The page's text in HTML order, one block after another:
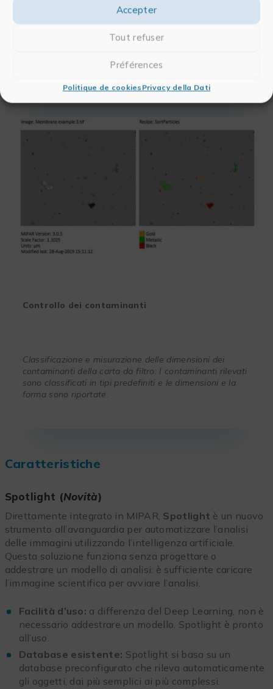
Accepter
Tout refuser
Préférences
Politique de cookies Privacy della Dati
Studio aereo della gravità della deforestazione
quantificate automaticamente dall’analisi di immagini
Controllo dei contaminanti
Classificazione e misurazione delle dimensioni dei
contaminanti della carta da filtro: I contaminanti rilevati
sono classificati in tipi predefiniti e le dimensioni e la
forma sono riportate.
Caratteristiche
Spotlight (Novità)
Direttamente integrato in MIPAR, Spotlight è un nuovo
strumento all’avanguardia per automatizzare l’analisi
delle immagini utilizzando l’intelligenza artificiale.
Questa soluzione funziona senza progettare o
addestrare un modello di analisi: è sufficiente caricare
l’immagine scientifica per avviare l’analisi.
Facilità d’uso: a differenza del Deep Learning, non è
necessario addestrare un modello. Spotlight è pronto
all’uso.
Database esistente: Spotlight si basa su un
database preconfigurato che rileva automaticamente
gli oggetti, dai più semplici ai più complessi.